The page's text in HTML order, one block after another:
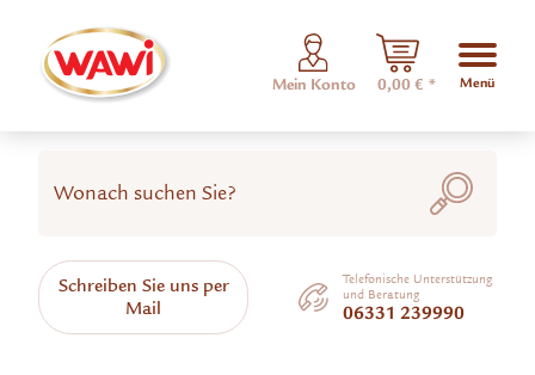
Mein Konto 0,00 € * Menü
Schreiben Sie uns per
Mail
Telefonische Unterstützung
und Beratung
06331 239990